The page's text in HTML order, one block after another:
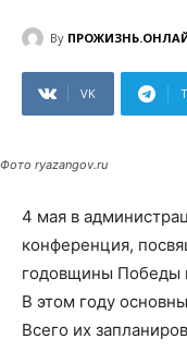
By
VK
Фото ryazangov.ru
4 мая в
конференция,
годовщины Победы
В этом году
Всего их